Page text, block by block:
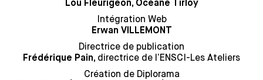
Lou Fleurigeon, Océane Tirloy
Intégration Web
Erwan VILLEMONT
Directrice de publication
Frédérique Pain, directrice de l’ENSCI-Les Ateliers
Création de Diplorama